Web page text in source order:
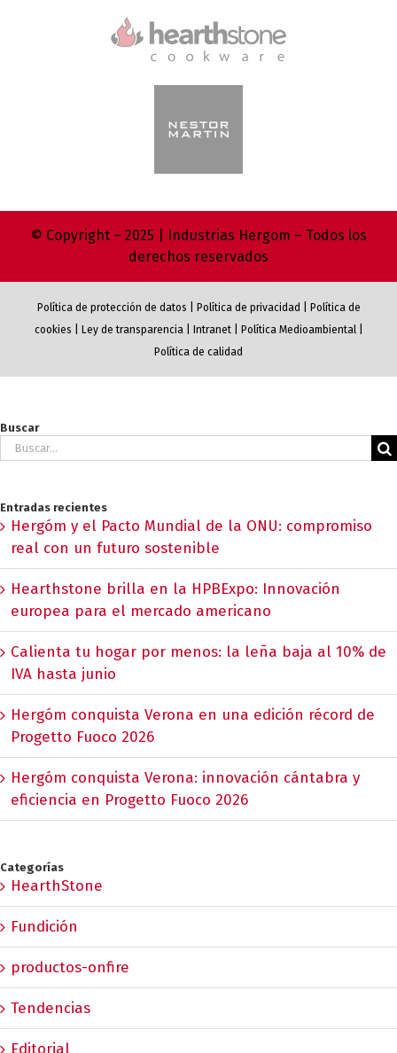
© Copyright – 2025 | Industrias Hergom – Todos los
derechos reservados
Política de protección de datos Política de privacidad
Política de
cookies
Ley de transparencia| Intranet| Política Medioambiental|
Política de calidad
Buscar
Buscar:
Entradas recientes
Hergóm y el Pacto Mundial de la ONU: compromiso
real con un futuro sostenible
Hearthstone brilla en la HPBExpo: Innovación
europea para el mercado americano
Calienta tu hogar por menos: la leña baja al 10% de
IVA hasta junio
Hergóm conquista Verona en una edición récord de
Progetto Fuoco 2026
Hergóm conquista Verona: innovación cántabra y
eficiencia en Progetto Fuoco 2026
Categorías
HearthStone
Fundición
productos-onfire
Tendencias
Editorial